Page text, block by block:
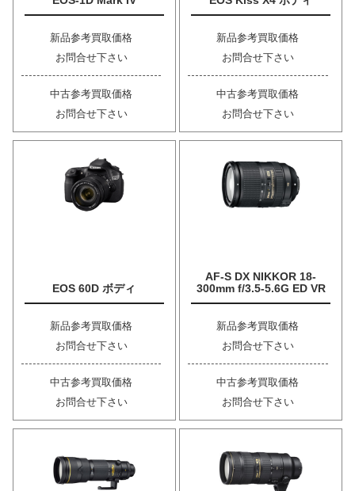
新品参考買取価格
お問合せ下さい
中古参考買取価格
お問合せ下さい
新品参考買取価格
お問合せ下さい
中古参考買取価格
お問合せ下さい
EOS 60D ボディ
新品参考買取価格
お問合せ下さい
中古参考買取価格
お問合せ下さい
AF-S DX NIKKOR 18-
300mm f/3.5-5.6G ED VR
新品参考買取価格
お問合せ下さい
中古参考買取価格
お問合せ下さい